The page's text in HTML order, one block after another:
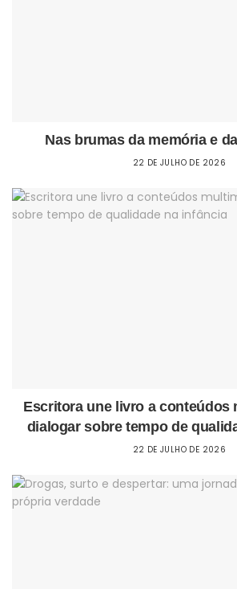
Nas brumas da memória e
22 DE JULHO DE 2026
Escritora une livro a conteúdos
dialogar sobre tempo de
22 DE JULHO DE 2026